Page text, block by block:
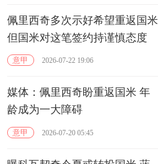
佩里西奇多次示好希望重返国米
但国米对这笔签约持谨慎态度
意甲 2026-07-22 19:06
媒体：佩里西奇盼重返国米 年
龄成为一大障碍
意甲 2026-07-20 05:45